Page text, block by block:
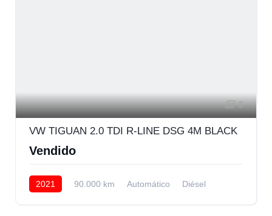
3
VW TIGUAN 2.0 TDI R-LINE DSG 4M BLACK
Vendido
2021 90.000 km Automático
Diésel